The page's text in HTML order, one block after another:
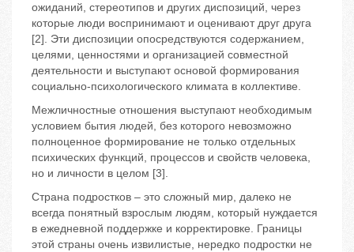
ожиданий, стереотипов и других диспозиций, через
которые люди воспринимают и оценивают друг друга
[2]. Эти диспозиции опосредствуются содержанием,
целями, ценностями и организацией совместной
деятельности и выступают основой формирования
социально-психологического климата в коллективе.
Межличностные отношения выступают необходимым
условием бытия людей, без которого невозможно
полноценное формирование не только отдельных
психических функций, процессов и свойств человека,
но и личности в целом [3].
Страна подростков – это сложный мир, далеко не
всегда понятный взрослым людям, который нуждается
в ежедневной поддержке и корректировке. Границы
этой страны очень извилистые, нередко подростки не